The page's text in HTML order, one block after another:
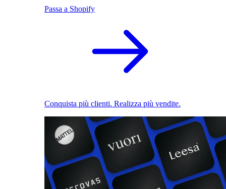
Passa a Shopify
Conquista più clienti. Realizza più vendite.